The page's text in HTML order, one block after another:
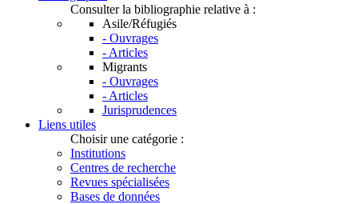
Consulter la bibliographie relative à :
Asile/Réfugiés
- Ouvrages
- Articles
Migrants
- Ouvrages
- Articles
Jurisprudences
Liens utiles
Choisir une catégorie :
Institutions
Centres de recherche
Revues spécialisées
Bases de données